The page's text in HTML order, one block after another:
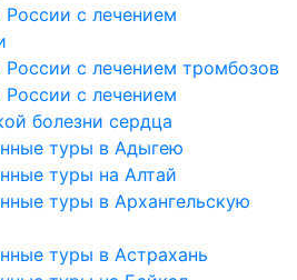
России с лечением
России с лечением тромбозов
России с лечением
болезни сердца
туры в Адыгею
туры на Алтай
туры в Архангельскую
туры в Астрахань